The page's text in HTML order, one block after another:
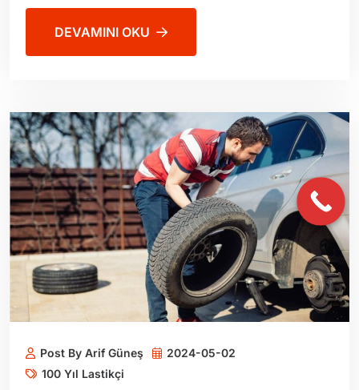
DEVAMINI OKU
Post By Arif Güneş
2024-05-02
100 Yıl Lastikçi